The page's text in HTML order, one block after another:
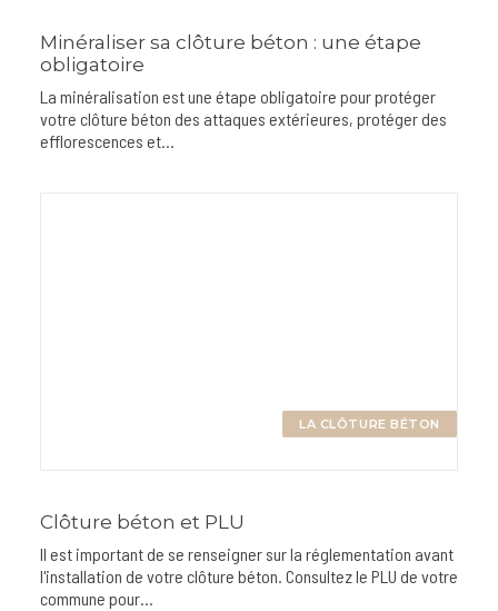
Minéraliser sa clôture béton : une étape
obligatoire
La minéralisation est une étape obligatoire pour protéger
votre clôture béton des attaques extérieures, protéger des
efflorescences et…
LA CLÔTURE BÉTON
Clôture béton et PLU
Il est important de se renseigner sur la réglementation avant
l'installation de votre clôture béton. Consultez le PLU de votre
commune pour…